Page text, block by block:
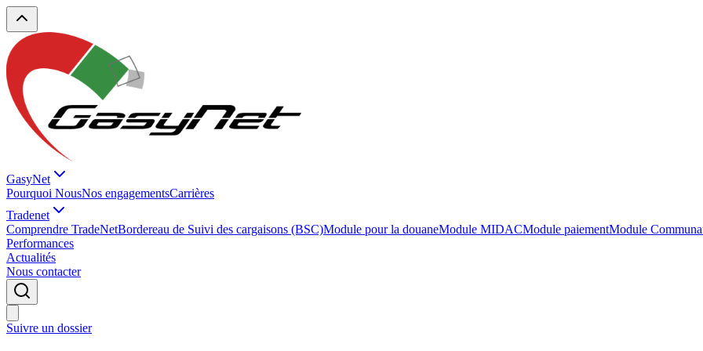
GasyNet
Pourquoi NousNos engagementsCarrières
Tradenet
Comprendre TradeNetBordereau de Suivi des cargaisons (BSC)Module pour la douaneModule MIDACModule paiementModule
Performances
Actualités
Nous contacter
Suivre un dossier